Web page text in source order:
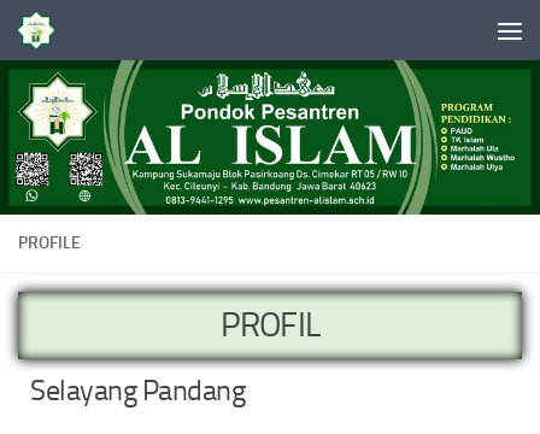
Skip to content
PROFILE
PROFIL
Selayang Pandang